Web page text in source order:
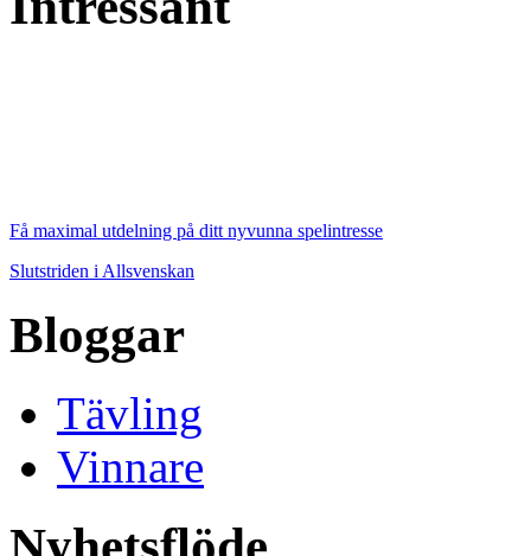
Få maximal utdelning på ditt nyvunna spelintresse
Slutstriden i Allsvenskan
Bloggar
Tävling
Vinnare